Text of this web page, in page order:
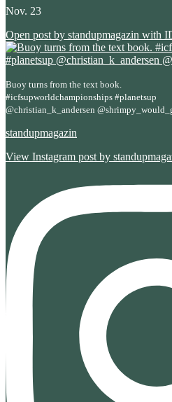
Nov. 23
Open post by standupmagazin with
Buoy turns from the text book.
#icfsupworldchampionships #planetsup
@christian_k_andersen
standupmagazin
View Instagram post by